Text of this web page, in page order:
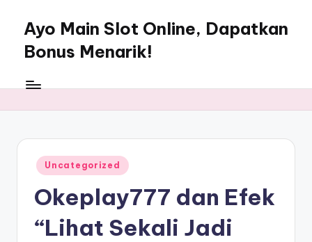
content
Ayo Main Slot Online, Dapatkan
Bonus Menarik!
WordPress
Posted
in
Uncategorized
Okeplay777 dan Efek
“Lihat Sekali Jadi